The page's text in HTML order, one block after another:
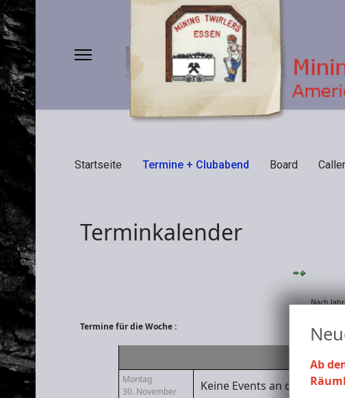
Startseite Termine + Clubabend Board Caller
Terminkalender
Nach Jahr
Termine für die Woche :
Montag
30. November
Keine Events an diesem
Ab